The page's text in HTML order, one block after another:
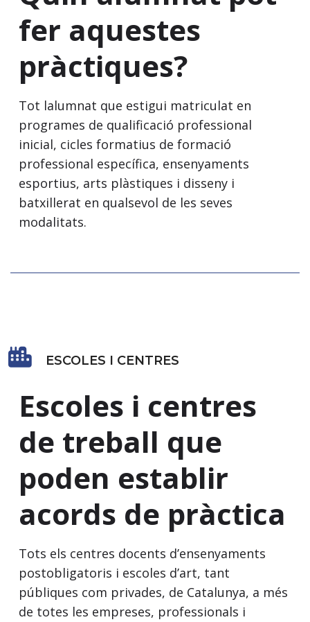
fer aquestes
pràctiques?
Tot lalumnat que estigui matriculat en
programes de qualificació professional
inicial, cicles formatius de formació
professional específica, ensenyaments
esportius, arts plàstiques i disseny i
batxillerat en qualsevol de les seves
modalitats.
ESCOLES I CENTRES
Escoles i centres
de treball que
poden establir
acords de pràctica
Tots els centres docents d’ensenyaments
postobligatoris i escoles d’art, tant
públiques com privades, de Catalunya, a més
de totes les empreses, professionals i